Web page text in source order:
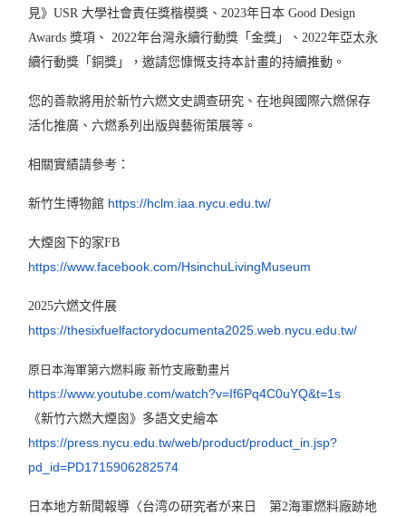
見》USR 大學社會責任獎楷模獎、2023年日本 Good Design
Awards 獎項、 2022年台灣永續行動獎「金獎」、2022年亞太永
續行動獎「銅獎」，邀請您慷慨支持本計畫的持續推動。
您的善款將用於新竹六燃文史調查研究、在地與國際六燃保存
活化推廣、六燃系列出版與藝術策展等。
相關實績請參考：
新竹生博物館 https://hclm.iaa.nycu.edu.tw/
大煙囪下的家FB
https://www.facebook.com/HsinchuLivingMuseum
2025六燃文件展
https://thesixfuelfactorydocumenta2025.web.nycu.edu.tw/
原日本海軍第六燃料廠 新竹支廠動畫片
https://www.youtube.com/watch?v=If6Pq4C0uYQ&t=1s
《新竹六燃大煙囪》多語文史繪本
https://press.nycu.edu.tw/web/product/product_in.jsp?
pd_id=PD1715906282574
日本地方新聞報導〈台湾の研究者が来日 第2海軍燃料廠跡地